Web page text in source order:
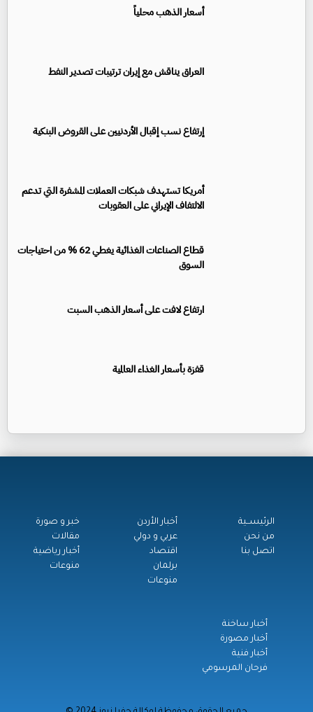
أسعار الذهب محلياً
العراق يناقش مع إيران ترتيبات تصدير النفط
إرتفاع نسب إقبال الأردنيين على القروض البنكية
أمريكا تستهدف شبكات العملات المشفرة التي تدعم
الالتفاف الإيراني على العقوبات
قطاع الصناعات الغذائية يغطي 62 % من احتياجات
السوق
ارتفاع لافت على أسعار الذهب السبت
قفزة بأسعار الغذاء العالمية
الرئيســية
من نحن
اتصل بنا
أخبار الأردن
عربي و دولي
اقتصاد
برلمان
منوعات
خبر و صورة
مقالات
أخبار رياضية
منوعات
أخبار ساخنة
أخبار مصورة
أخبار فنية
فرحان المرسومي